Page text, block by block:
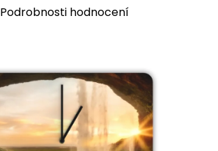
Podrobnosti hodnocení